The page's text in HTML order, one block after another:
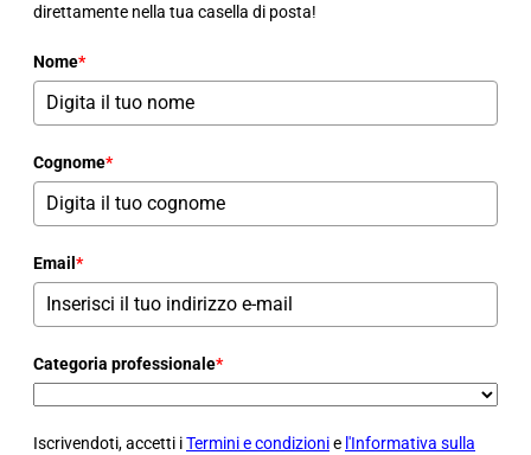
direttamente nella tua casella di posta!
Nome*
Cognome*
Email *
Categoria professionale*
Iscrivendoti, accetti iTermini e condizionie l'Informativa sulla